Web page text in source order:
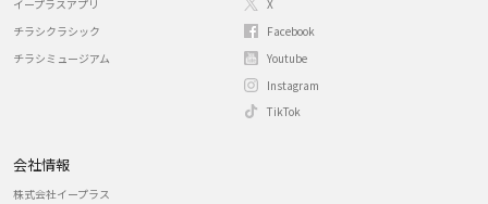
イープラスアプリ
チラシクラシック
チラシミュージアム
X
Facebook
Youtube
Instagram
TikTok
会社情報
株式会社イープラス